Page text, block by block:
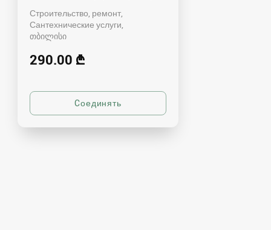
Строительство, ремонт,
Сантехнические услуги
თბილისი
290.00 ₾